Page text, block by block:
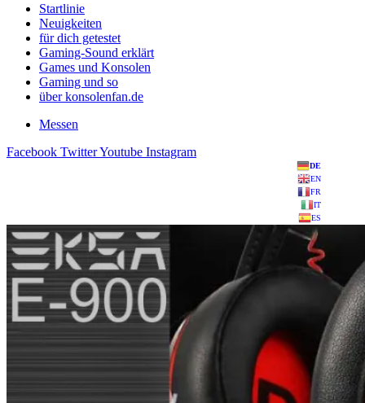
Startlinie
Neuigkeiten
für dich getestet
Gaming-Sound erklärt
Games und Konsolen
Gaming und so
über konsolenfan.de
Messen
Facebook TwitterYoutube Instagram
DE
EN
FR
IT
ES